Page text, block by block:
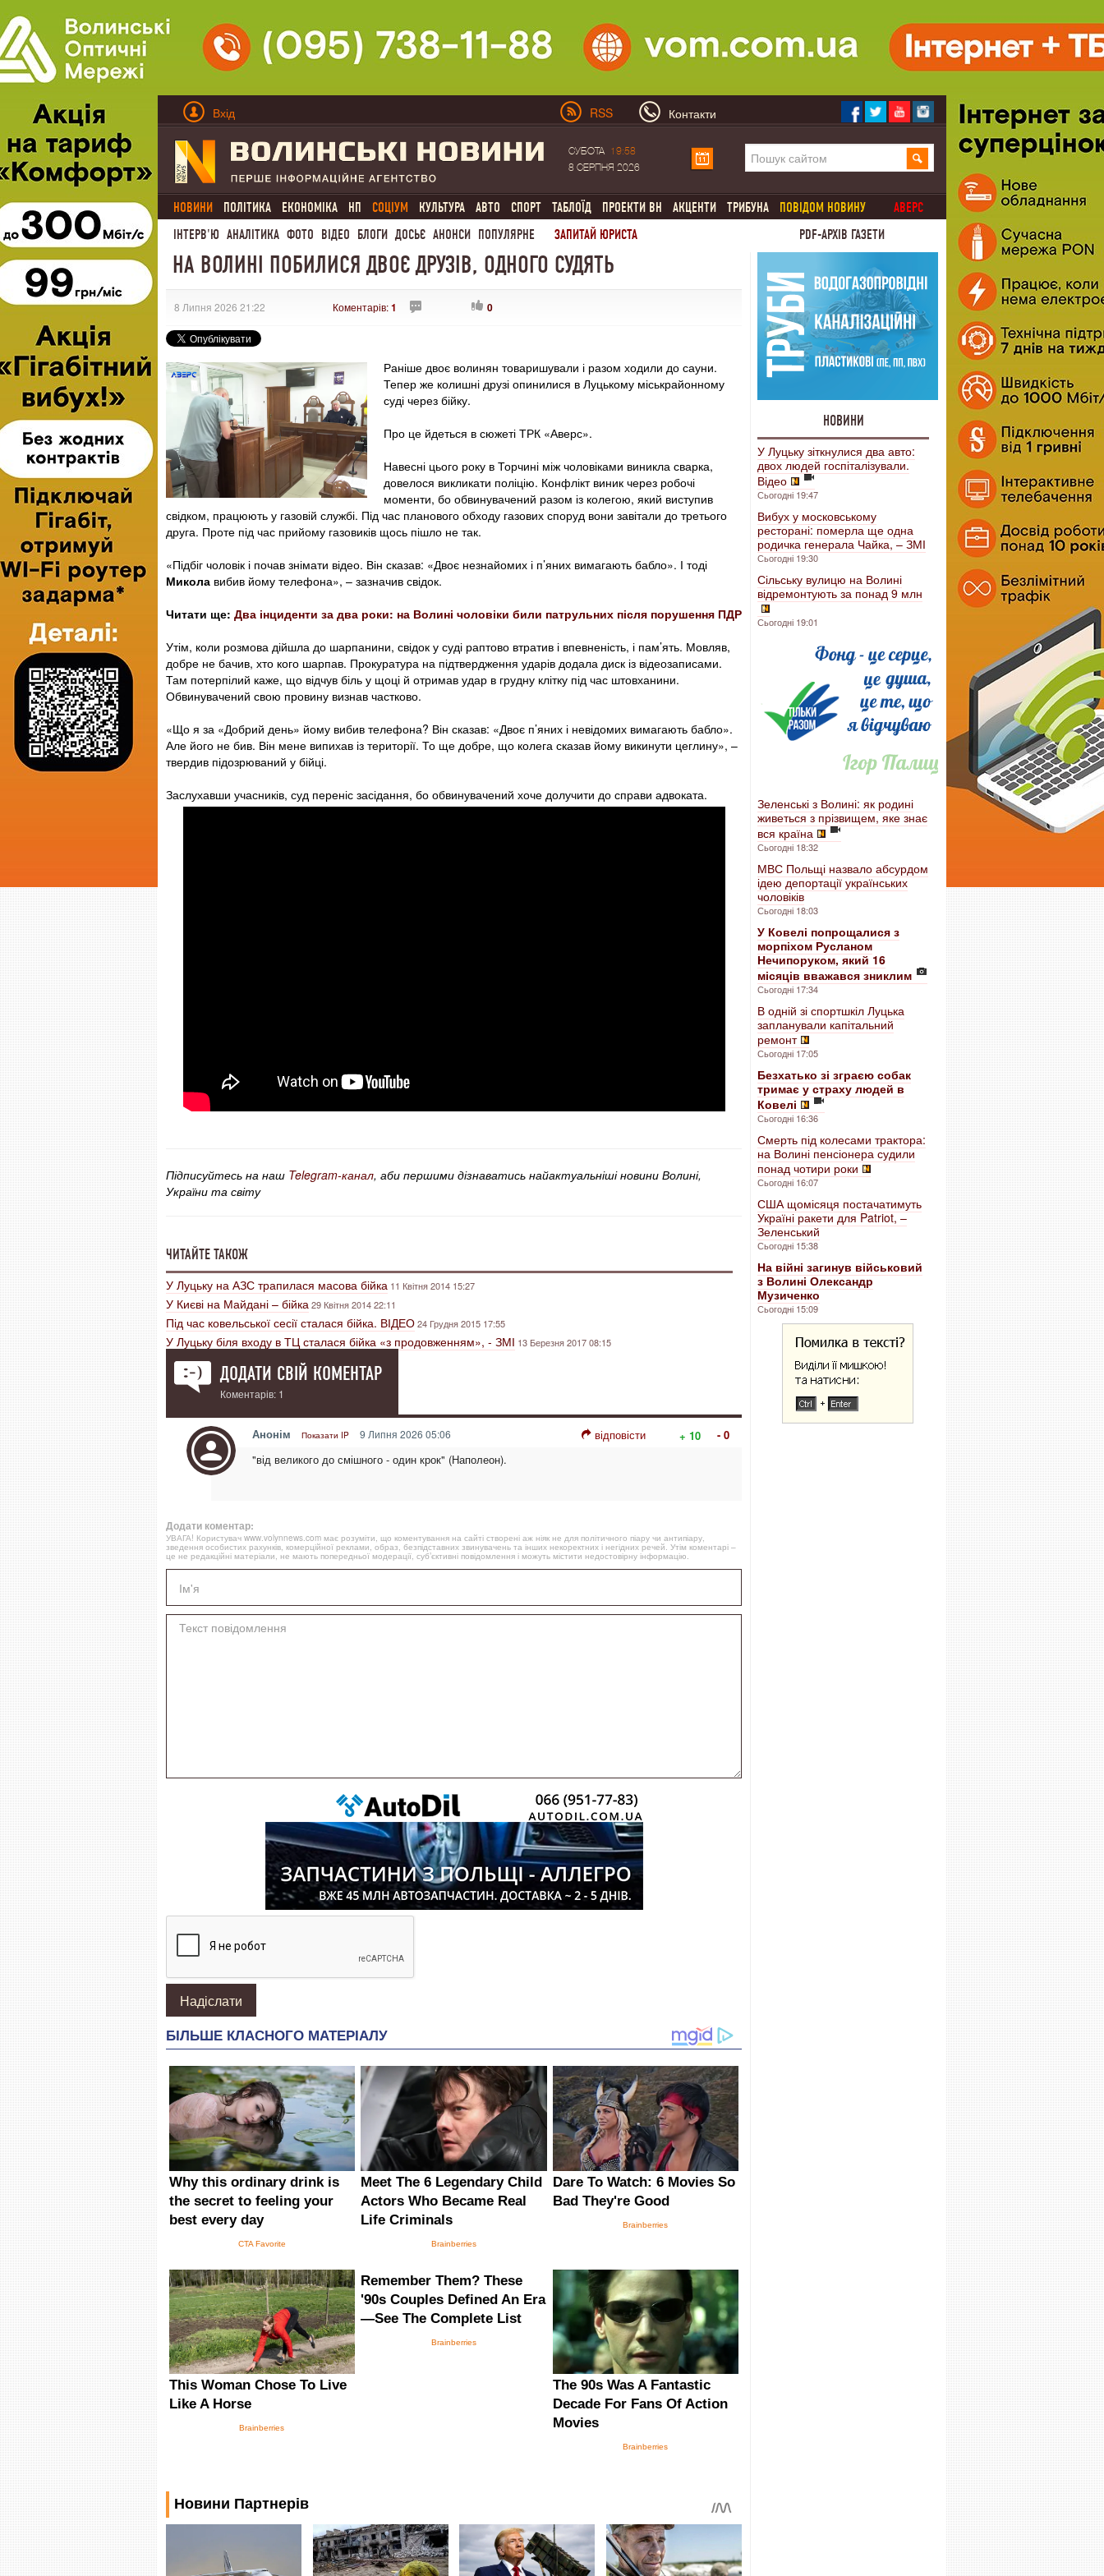
Вхід RSS Контакти
СУБОТА
19:58
8 СЕРПНЯ 2026
НОВИНИ ПОЛІТИКА ЕКОНОМІКА НП СОЦІУМ КУЛЬТУРА АВТО СПОРТ ТАБЛОЇД ПРОЕКТИ ВН АКЦЕНТИ ТРИБУНА ПОВІДОМ НОВИНУ
АВЕРС
ІНТЕРВ'Ю АНАЛІТИКА ФОТО ВІДЕО БЛОГИ ДОСЬЄ АНОНСИ ПОПУЛЯРНЕ ЗАПИТАЙ ЮРИСТА PDF-АРХІВ ГАЗЕТИ
НА ВОЛИНІ ПОБИЛИСЯ ДВОЄ ДРУЗІВ, ОДНОГО СУДЯТЬ
8 Липня 2026 21:22 Коментарів:1 0
Раніше двоє волинян товаришували і разом ходили до сауни.
Тепер же колишні друзі опинилися в Луцькому міськрайонному
суді через бійку.
Про це йдеться в сюжеті ТРК «Аверс».
Навесні цього року в Торчині між чоловіками виникла сварка,
довелося викликати поліцію. Конфлікт виник через робочі
моменти, бо обвинувачений разом із колегою, який виступив
свідком, працюють у газовій службі. Під час планового обходу газових споруд вони завітали до третього
друга. Проте під час прийому газовиків щось пішло не так.
«Підбіг чоловік і почав знімати відео. Він сказав: «Двоє незнайомих і п’яних вимагають бабло». І тоді
Микола вибив йому телефона», – зазначив свідок.
Читати ще: Два інциденти за два роки: на Волині чоловіки били патрульних після порушення ПДР
Утім, коли розмова дійшла до шарпанини, свідок у суді раптово втратив і впевненість, і пам’ять. Мовляв,
добре не бачив, хто кого шарпав. Прокуратура на підтвердження ударів додала диск із відеозаписами.
Там потерпілий каже, що відчув біль у щоці й отримав удар в грудну клітку під час штовханини.
Обвинувачений свою провину визнав частково.
«Що я за «Добрий день» йому вибив телефона? Він сказав: «Двоє п’яних і невідомих вимагають бабло».
Але його не бив. Він мене випихав із території. То ще добре, що колега сказав йому викинути цеглину», –
твердив підозрюваний у бійці.
Заслухавши учасників, суд переніс засідання, бо обвинувачений хоче долучити до справи адвоката.
Підписуйтесь на наш Telegram-канал, аби першими дізнаватись найактуальніші новини Волині,
України та світу
ЧИТАЙТЕ ТАКОЖ
У Луцьку на АЗС трапилася масова бійка 11 Квітня 2014 15:27
У Києві на Майдані – бійка29 Квітня 2014 22:11
Під час ковельської сесії сталася бійка. ВІДЕО24 Грудня 2015 17:55
У Луцьку біля входу в ТЦ сталася бійка «з продовженням», - ЗМІ 13 Березня 2017 08:15
ДОДАТИ СВІЙ КОМЕНТАР
Коментарів: 1
Анонім Показати IP 9 Липня 2026 05:06 відповісти + 10
- 0
"від великого до смішного - один крок" (Наполеон).
Додати коментар:
УВАГА! Користувач www.volynnews.com має розуміти, що коментування на сайті створені аж ніяк не для політичного піару чи антипіару,
зведення особистих рахунків, комерційної реклами, образ, безпідставних звинувачень та інших некоректних і негідних речей. Утім коментарі –
це не редакційні матеріали, не мають попередньої модерації, суб’єктивні повідомлення і можуть містити недостовірну інформацію.
НОВИНИ
У Луцьку зіткнулися два авто:
двох людей госпіталізували.
Відео
Сьогодні 19:47
Вибух у московському
ресторані: померла ще одна
родичка генерала Чайка, – ЗМІ
Сьогодні 19:30
Сільську вулицю на Волині
відремонтують за понад 9 млн
Сьогодні 19:01
Зеленські з Волині: як родині
живеться з прізвищем, яке знає
вся країна
Сьогодні 18:32
МВС Польщі назвало абсурдом
ідею депортації українських
чоловіків
Сьогодні 18:03
У Ковелі попрощалися з
морпіхом Русланом
Нечипоруком, який 16
місяців вважався зниклим
Сьогодні 17:34
В одній зі спортшкіл Луцька
запланували капітальний
ремонт
Сьогодні 17:05
Безхатько зі зграєю собак
тримає у страху людей в
Ковелі
Сьогодні 16:36
Смерть під колесами трактора:
на Волині пенсіонера судили
понад чотири роки
Сьогодні 16:07
США щомісяця постачатимуть
Україні ракети для Patriot, –
Зеленський
Сьогодні 15:38
На війні загинув військовий
з Волині Олександр
Музиченко
Сьогодні 15:09